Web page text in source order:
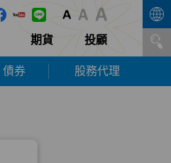
期貨 投顧
債券 股務代理